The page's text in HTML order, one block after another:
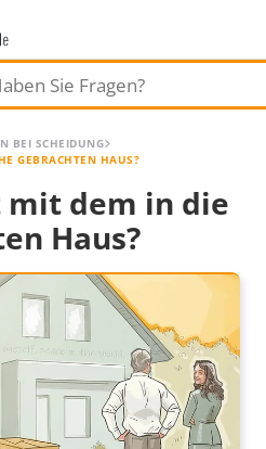
BEI SCHEIDUNG
GEBRACHTEN HAUS?
mit dem in die
Haus?